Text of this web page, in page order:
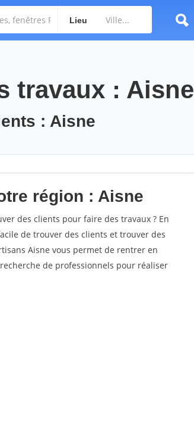
Lieu
travaux : Aisne
: Aisne
région : Aisne
des clients pour faire des travaux ? En
de trouver des clients et trouver des
Aisne vous permet de rentrer en
de professionnels pour réaliser